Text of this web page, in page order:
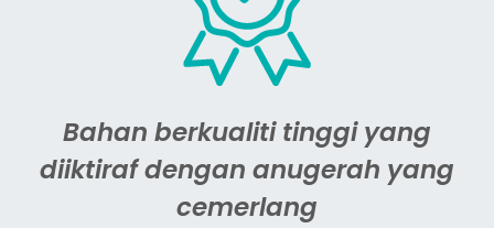
Bahan berkualiti tinggi yang
diiktiraf dengan anugerah yang
cemerlang